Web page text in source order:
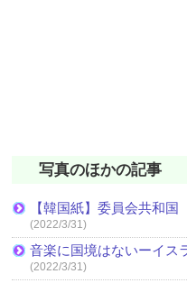
写真のほかの記事
【韓国紙】委員会共和国
(2022/3/31)
音楽に国境はないーイス
(2022/3/31)